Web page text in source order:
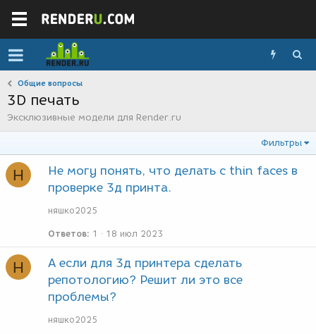
Общие вопросы
3D печать
Эксклюзивные модели для Render.ru
Фильтры
Н
Не могу понять, что делать с thin faces в
проверке 3д принта.
няшко2025
Ответов 1 18 июл 2023
Н
А если для 3д принтера сделать
репотологию? Решит ли это все
проблемы?
няшко2025